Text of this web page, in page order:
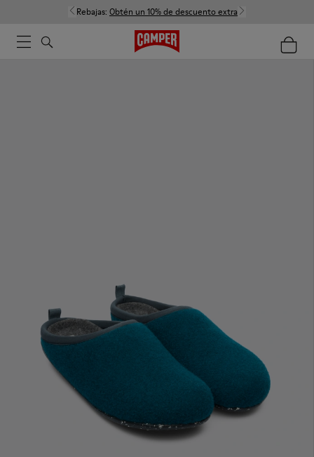
Rebajas: Obtén un 10% de descuento extra